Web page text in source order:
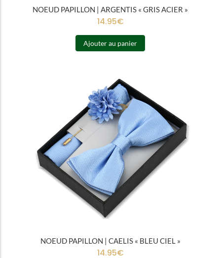
NOEUD PAPILLON | ARGENTIS « GRIS ACIER »
14.95€
Ajouter au panier
NOEUD PAPILLON | CAELIS « BLEU CIEL »
14.95€